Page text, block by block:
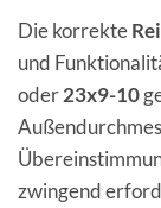
Die korrekte
und
oder23x9-10
zwingend